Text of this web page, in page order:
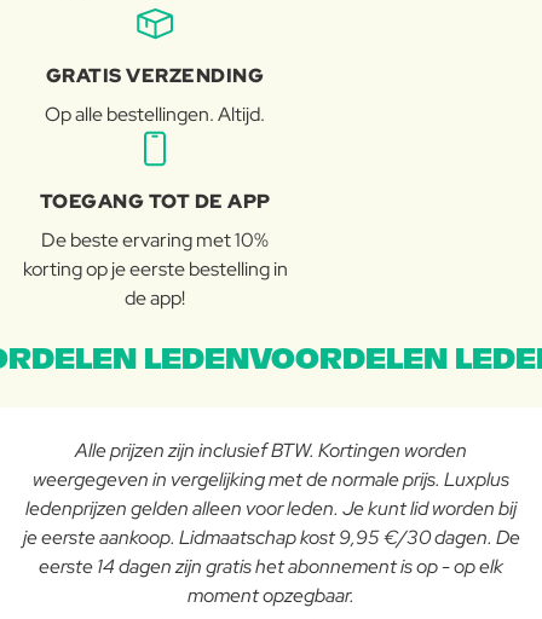
GRATIS VERZENDING
Op alle bestellingen. Altijd.
TOEGANG TOT DE APP
De beste ervaring met 10%
korting op je eerste bestelling in
de app!
LEDENVOORDELEN
Alle prijzen zijn inclusief BTW. Kortingen worden
weergegeven in vergelijking met de normale prijs. Luxplus
ledenprijzen gelden alleen voor leden. Je kunt lid worden bij
je eerste aankoop. Lidmaatschap kost 9,95 €/30 dagen. De
eerste 14 dagen zijn gratis het abonnement is op - op elk
moment opzegbaar.